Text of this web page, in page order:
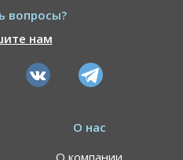
вопросы?
нам
О нас
О компании